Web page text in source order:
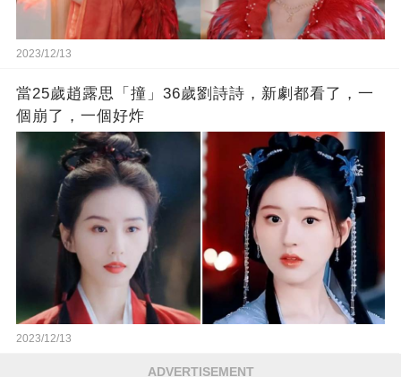
2023/12/13
當25歲趙露思「撞」36歲劉詩詩，新劇都看了，一
個崩了，一個好炸
2023/12/13
ADVERTISEMENT